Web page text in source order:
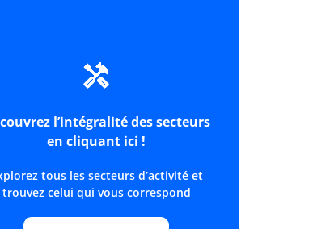
l’intégralité des secteurs
en cliquant ici !
tous les secteurs d’activité et
trouvez celui qui vous correspond